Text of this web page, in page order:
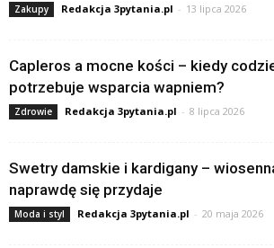
Zakupy Redakcja 3pytania.pl - 13 lipca 2026
Capleros a mocne kości – kiedy
potrzebuje wsparcia wapniem?
Zdrowie Redakcja 3pytania.pl - 8 lipca 2026
Swetry damskie i kardigany –
naprawdę się przydaje
Moda i styl Redakcja 3pytania.pl - 20 maja 2026